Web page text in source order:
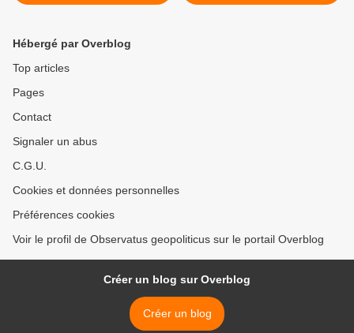
Hébergé par Overblog
Top articles
Pages
Contact
Signaler un abus
C.G.U.
Cookies et données personnelles
Préférences cookies
Voir le profil de Observatus geopoliticus sur le portail Overblog
Créer un blog sur Overblog
Créer un blog